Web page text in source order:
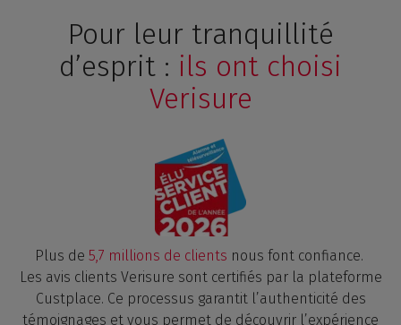
Pour leur tranquillité
d’esprit : ils ont choisi
Verisure
Plus de 5,7 millions de clients nous font confiance.
Les avis clients Verisure sont certifiés par la plateforme
Custplace. Ce processus garantit l’authenticité des
témoignages et vous permet de découvrir l’expérience